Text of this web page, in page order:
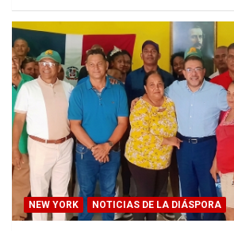
NEW YORK NOTICIAS DE LA DIÁSPORA